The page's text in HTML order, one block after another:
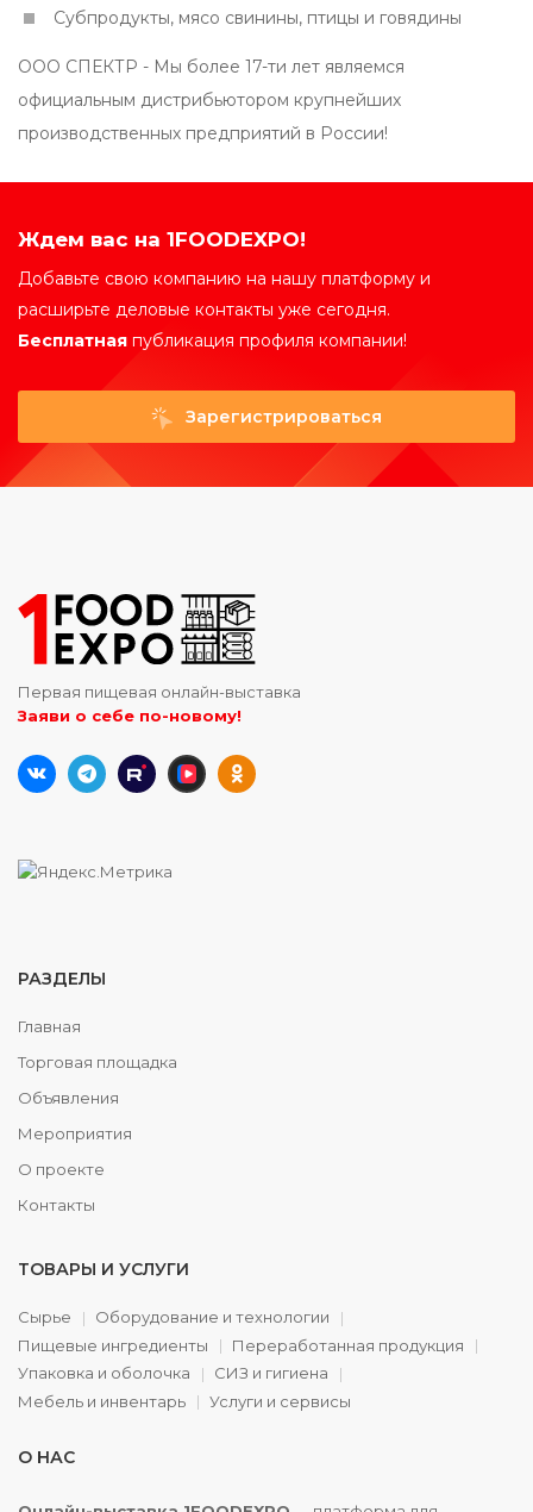
Субпродукты, мясо свинины, птицы и говядины
ООО СПЕКТР - Мы более 17-ти лет являемся
официальным дистрибьютором крупнейших
производственных предприятий в России!
Ждем вас на 1FOODEXPO!
Добавьте свою компанию на нашу платформу и
расширьте деловые контакты уже сегодня.
Бесплатная публикация профиля компании!
Зарегистрироваться
Первая пищевая онлайн-выставка
Заяви о себе по-новому!
РАЗДЕЛЫ
Главная
Торговая площадка
Объявления
Мероприятия
О проекте
Контакты
ТОВАРЫ И УСЛУГИ
Сырье
Оборудование и технологии
Пищевые ингредиенты
Переработанная продукция
Упаковка и оболочка
СИЗ и гигиена
Мебель и инвентарь
Услуги и сервисы
О НАС